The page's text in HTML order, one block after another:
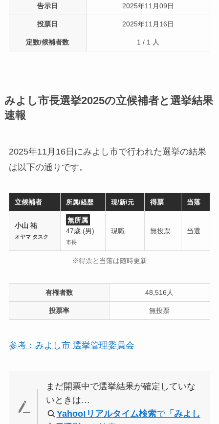
告示日 2025年11月09日
投票日 2025年11月16日
定数/候補者数 1 / 1 人
みよし市長選挙2025の立候補者と選挙結果
速報
2025年11月16日にみよし市で行われた選挙の結果
は以下の通りです。
立候補者 所属/経歴 現/新/元 得票 当落
小山 祐
オヤマ タスク
無所属
47歳 (男)
市長
現職 無投票 当選
※得票と当落は随時更新
有権者数 48,516人
投票率 無投票
参考：みよし市 選挙管理委員会
まだ開票中で選挙結果が確定していな
いときは…
Yahoo!リアルタイム検索で「みよし